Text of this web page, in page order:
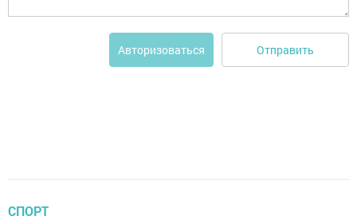
Авторизоваться Отправить
СПОРТ